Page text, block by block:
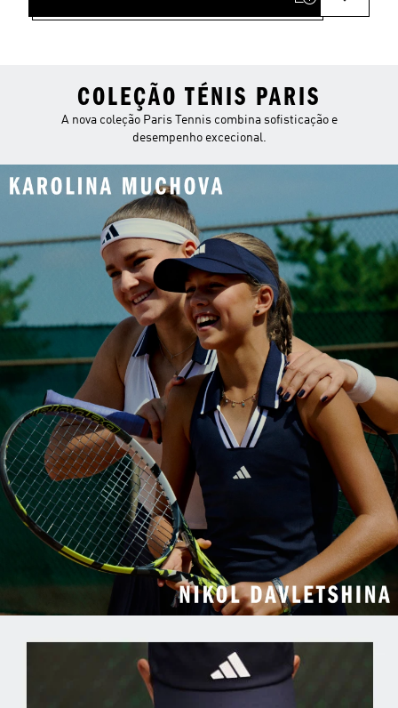
COLEÇÃO TÉNIS PARIS
A nova coleção Paris Tennis combina sofisticação e
desempenho excecional.